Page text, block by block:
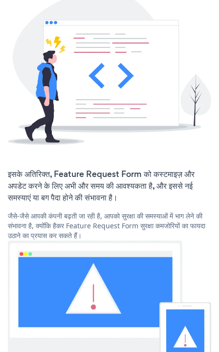
इसके अतिरिक्त, Feature Request Form को कस्टमाइज़ और
अपडेट करने के लिए अभी और समय की आवश्यकता है, और इससे नई
समस्याएं या बग पैदा होने की संभावना है।
जैसे-जैसे आपकी कंपनी बढ़ती जा रही है, आपको सुरक्षा की समस्याओं में भाग लेने की
संभावना है, क्योंकि हैकर Feature Request Form सुरक्षा कमजोरियों का फायदा
उठाने का प्रयास कर सकते हैं।